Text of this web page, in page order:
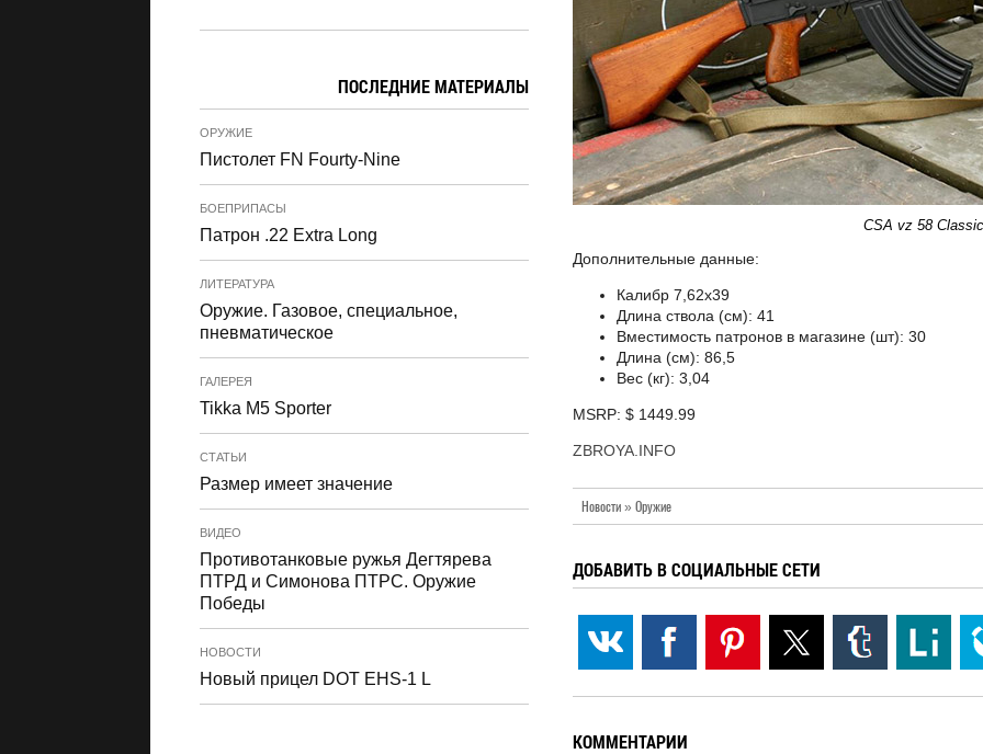
CSA vz 58 Classic
Дополнительные данные:
Калибр 7,62х39
Длина ствола (см): 41
Вместимость патронов в магазине (шт): 30
Длина (см): 86,5
Вес (кг): 3,04
MSRP: $ 1449.99
ZBROYA.INFO
Новости » Оружие
ДОБАВИТЬ В СОЦИАЛЬНЫЕ СЕТИ
КОММЕНТАРИИ
ПОСЛЕДНИЕ МАТЕРИАЛЫ
ОРУЖИЕ
Пистолет FN Fourty-Nine
БОЕПРИПАСЫ
Патрон .22 Extra Long
ЛИТЕРАТУРА
Оружие. Газовое, специальное,
пневматическое
ГАЛЕРЕЯ
Tikka M5 Sporter
СТАТЬИ
Размер имеет значение
ВИДЕО
Противотанковые ружья Дегтярева
ПТРД и Симонова ПТРС. Оружие
Победы
НОВОСТИ
Новый прицел DOT EHS-1 L